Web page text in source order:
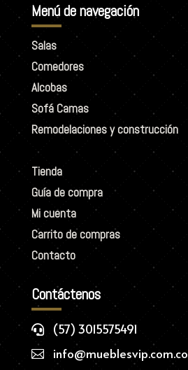
Menú de navegación
Salas
Comedores
Alcobas
Sofá Camas
Remodelaciones y construcción
Tienda
Guía de compra
Mi cuenta
Carrito de compras
Contacto
Contáctenos
 (57) 3015575491
 info@mueblesvip.com.co